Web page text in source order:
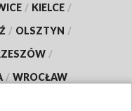
/ KIELCE /
/ OLSZTYN /
/
/ WROCŁAW